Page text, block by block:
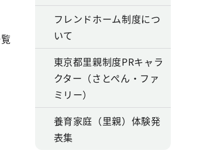
フレンドホーム制度につ
いて
東京都里親制度PRキャラ
クター（さとぺん・ファ
ミリー）
養育家庭（里親）体験発
表集